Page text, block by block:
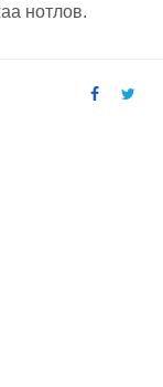
нотлов.